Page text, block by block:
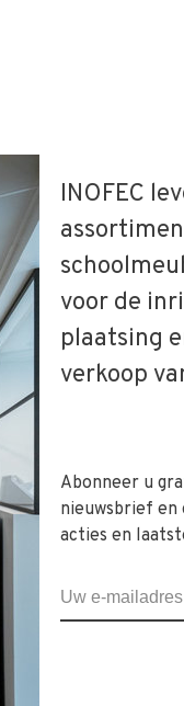
INOFEC
voor de
plaatsing
verkoop
Abonneer u
nieuwsbrief en
acties en